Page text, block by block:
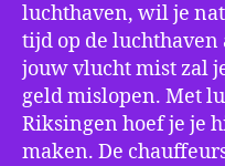
luchthaven, wil je
tijd op de
jouw vlucht mist zal
geld mislopen. Met
Riksingen hoef je je
maken. De